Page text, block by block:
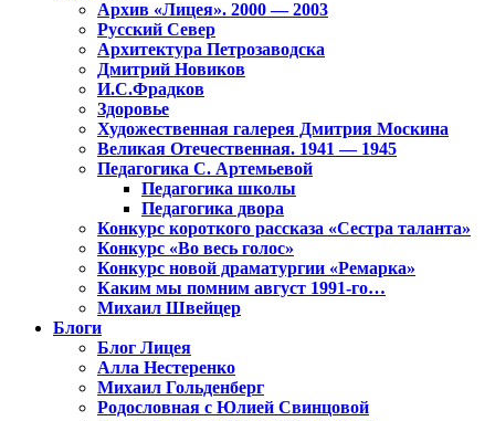
Архив «Лицея». 2000 — 2003
Русский Север
Архитектура Петрозаводска
Дмитрий Новиков
И.С.Фрадков
Здоровье
Художественная галерея Дмитрия Москина
Великая Отечественная. 1941 — 1945
Педагогика С. Артемьевой
Педагогика школы
Педагогика двора
Конкурс короткого рассказа «Сестра таланта»
Конкурс «Во весь голос»
Конкурс новой драматургии «Ремарка»
Каким мы помним август 1991-го…
Михаил Швейцер
Блоги
Блог Лицея
Алла Нестеренко
Михаил Гольденберг
Родословная с Юлией Свинцовой